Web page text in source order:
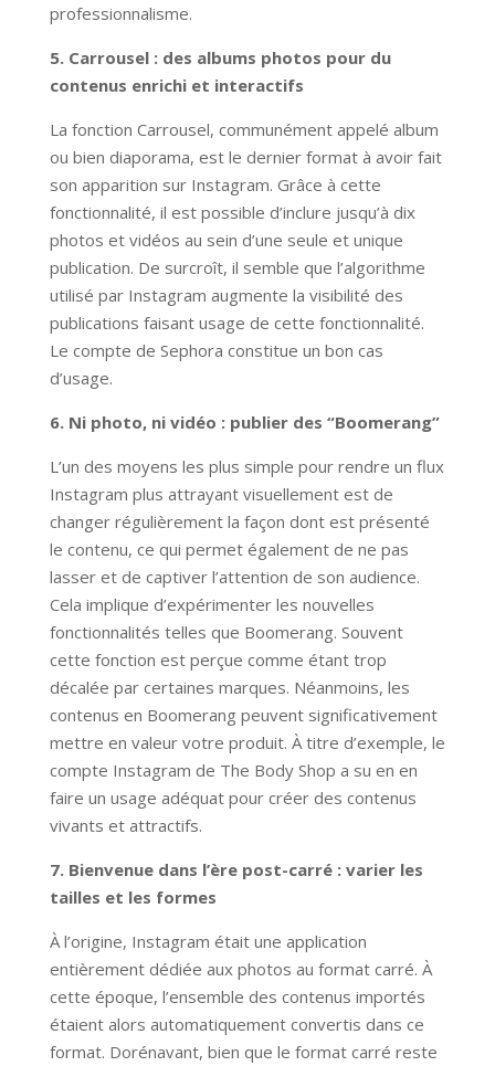
professionnalisme.
5. Carrousel : des albums photos pour du
contenus enrichi et interactifs
La fonction Carrousel, communément appelé album
ou bien diaporama, est le dernier format à avoir fait
son apparition sur Instagram. Grâce à cette
fonctionnalité, il est possible d’inclure jusqu’à dix
photos et vidéos au sein d’une seule et unique
publication. De surcroît, il semble que l’algorithme
utilisé par Instagram augmente la visibilité des
publications faisant usage de cette fonctionnalité.
Le compte de Sephora constitue un bon cas
d’usage.
6. Ni photo, ni vidéo : publier des “Boomerang”
L’un des moyens les plus simple pour rendre un flux
Instagram plus attrayant visuellement est de
changer régulièrement la façon dont est présenté
le contenu, ce qui permet également de ne pas
lasser et de captiver l’attention de son audience.
Cela implique d’expérimenter les nouvelles
fonctionnalités telles que Boomerang. Souvent
cette fonction est perçue comme étant trop
décalée par certaines marques. Néanmoins, les
contenus en Boomerang peuvent significativement
mettre en valeur votre produit. À titre d’exemple, le
compte Instagram de The Body Shop a su en en
faire un usage adéquat pour créer des contenus
vivants et attractifs.
7. Bienvenue dans l’ère post-carré : varier les
tailles et les formes
À l’origine, Instagram était une application
entièrement dédiée aux photos au format carré. À
cette époque, l’ensemble des contenus importés
étaient alors automatiquement convertis dans ce
format. Dorénavant, bien que le format carré reste